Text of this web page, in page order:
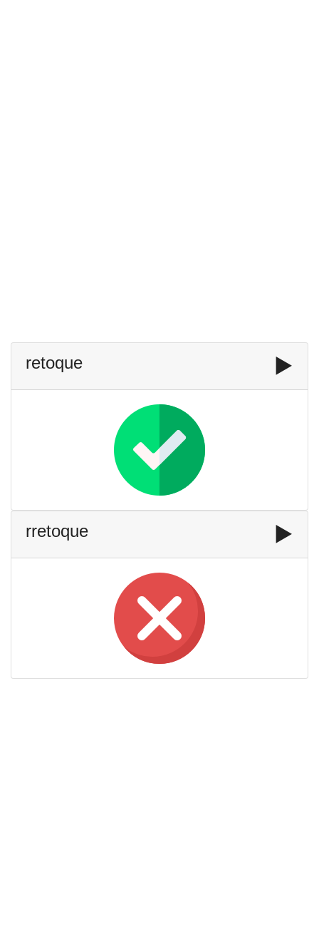
retoque ▶️
rretoque ▶️